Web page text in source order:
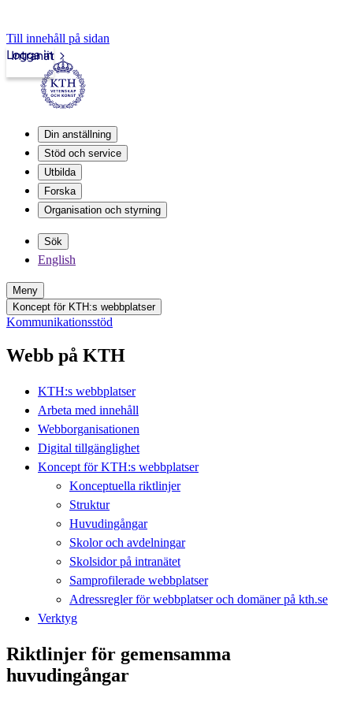
Till innehåll på sidan
Intranät
Logga in
Din anställning
Stöd och service
Utbilda
Forska
Organisation och styrning
Sök
English
Meny
Koncept för KTH:s webbplatser
Kommunikationsstöd
Webb på KTH
KTH:s webbplatser
Arbeta med innehåll
Webborganisationen
Digital tillgänglighet
Koncept för KTH:s webbplatser
Konceptuella riktlinjer
Struktur
Huvudingångar
Skolor och avdelningar
Skolsidor på intranätet
Samprofilerade webbplatser
Adressregler för webbplatser och domäner på kth.se
Verktyg
Riktlinjer för gemensamma
huvudingångar